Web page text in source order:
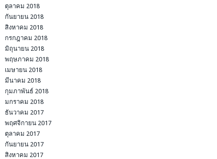
ตุลาคม 2018
กันยายน 2018
สิงหาคม 2018
กรกฎาคม 2018
มิถุนายน 2018
พฤษภาคม 2018
เมษายน 2018
มีนาคม 2018
กุมภาพันธ์ 2018
มกราคม 2018
ธันวาคม 2017
พฤศจิกายน 2017
ตุลาคม 2017
กันยายน 2017
สิงหาคม 2017